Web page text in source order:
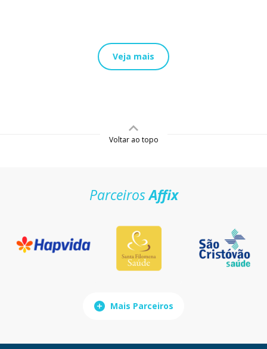
Veja mais
Voltar ao topo
ParceirosAffix
Mais Parceiros